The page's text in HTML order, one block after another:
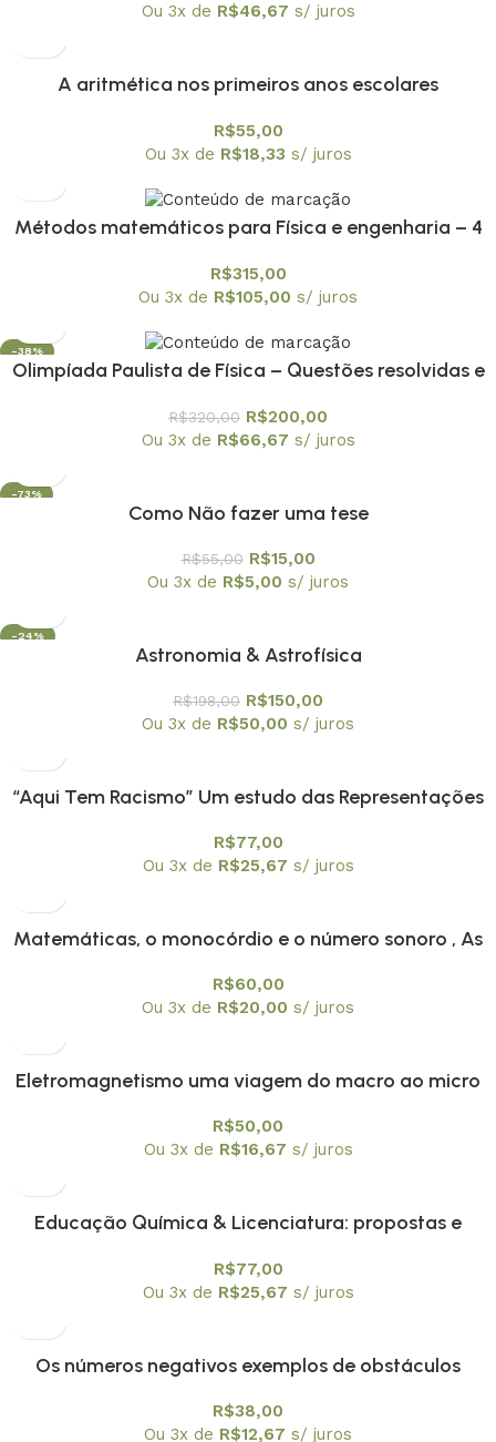
Ou 3x de R$46,67 s/ juros
A aritmética nos primeiros anos escolares
R$55,00
Ou 3x de R$18,33 s/ juros
Métodos matemáticos para Física e engenharia – 4
R$315,00
Ou 3x de R$105,00 s/ juros
-38%
Olimpíada Paulista de Física – Questões resolvidas e
R$320,00 R$200,00
Ou 3x de R$66,67 s/ juros
-73%
Como Não fazer uma tese
R$55,00 R$15,00
Ou 3x de R$5,00 s/ juros
-24%
Astronomia & Astrofísica
R$198,00 R$150,00
Ou 3x de R$50,00 s/ juros
“Aqui Tem Racismo” Um estudo das Representações
Escola
R$77,00
Ou 3x de R$25,67 s/ juros
Matemáticas, o monocórdio e o número sonoro , As
R$60,00
Ou 3x de R$20,00 s/ juros
Eletromagnetismo uma viagem do macro ao micro
R$50,00
Ou 3x de R$16,67 s/ juros
Educação Química & Licenciatura: propostas e
R$77,00
Ou 3x de R$25,67 s/ juros
Os números negativos exemplos de obstáculos
R$38,00
Ou 3x de R$12,67 s/ juros